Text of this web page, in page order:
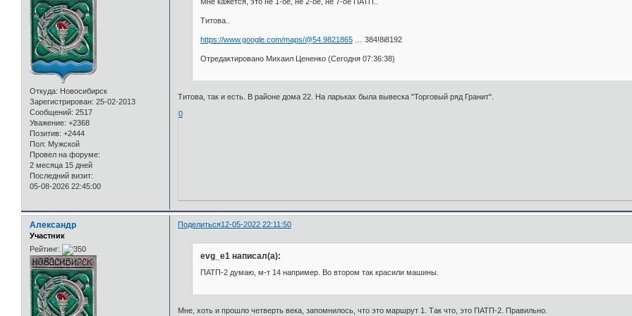
Откуда: Новосибирск
Зарегистрирован: 25-02-2013
Сообщений: 2517
Уважение: +2368
Позитив: +2444
Пол: Мужской
Провел на форуме:
2 месяца 15 дней
Последний визит:
05-08-2026 22:45:00
Титова..
https://www.google.com/maps/@54.9821865… 384!8i8192
Отредактировано Михаил Цененко (Сегодня 07:36:38)
Титова, так и есть. В районе дома 22. На ларьках была вывеска "Торговый ряд Гранит".
0
Поделиться12-05-2022 22:11:50
Александр
Участник
Рейтинг:
evg_e1 написал(а):
ПАТП-2 думаю, м-т 14 например. Во втором так красили машины.
Мне, хоть и прошло четверть века, запомнилось, что это маршрут 1. Так что, это ПАТП-2. Правильно.